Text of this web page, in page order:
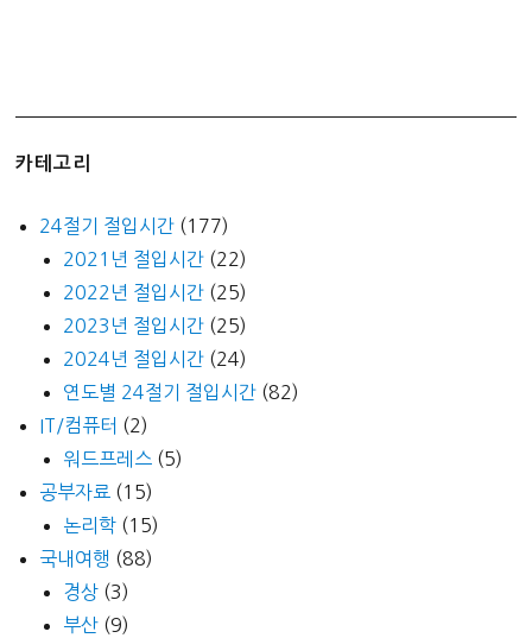
카테고리
24절기 절입시간 (177)
2021년 절입시간 (22)
2022년 절입시간 (25)
2023년 절입시간 (25)
2024년 절입시간 (24)
연도별 24절기 절입시간 (82)
IT/컴퓨터 (2)
워드프레스 (5)
공부자료 (15)
논리학 (15)
국내여행 (88)
경상 (3)
부산 (9)